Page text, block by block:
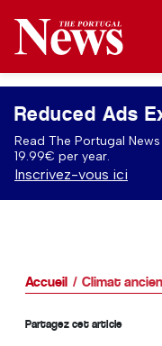
Reduced Ads
Read The Portugal
19.99€ per year.
Inscrivez-vous ici
Accueil Climat ancien
Partagez cet article